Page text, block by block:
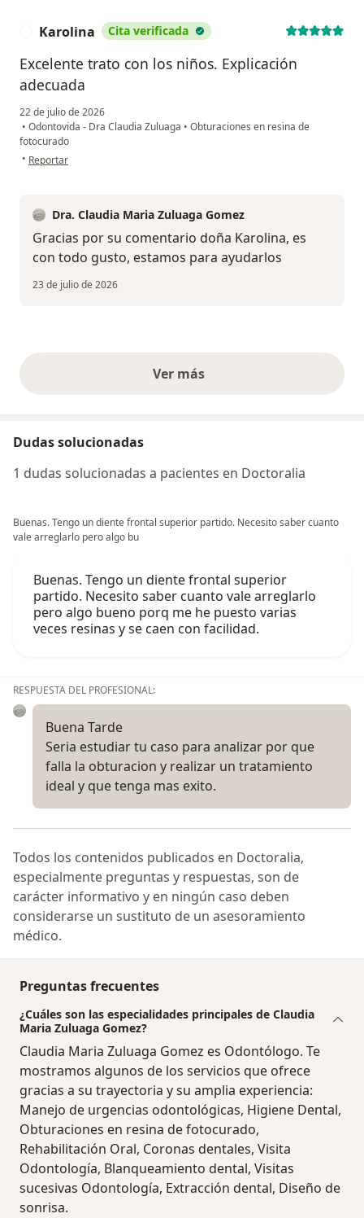
Karolina Cita verificada
Excelente trato con los niños. Explicación
adecuada
22 de julio de 2026
• Odontovida - Dra Claudia Zuluaga • Obturaciones en resina de
fotocurado
• en opinión del usuario Karolina
Reportar
Dra. Claudia Maria Zuluaga Gomez
Gracias por su comentario doña Karolina, es
con todo gusto, estamos para ayudarlos
23 de julio de 2026
Ver másopiniones anteriores
Dudas solucionadas
1 dudas solucionadas a pacientes en Doctoralia
Buenas. Tengo un diente frontal superior partido. Necesito saber cuanto
vale arreglarlo pero algo bu
Buenas. Tengo un diente frontal superior
partido. Necesito saber cuanto vale arreglarlo
pero algo bueno porq me he puesto varias
veces resinas y se caen con facilidad.
RESPUESTA DEL PROFESIONAL:
Buena Tarde
Seria estudiar tu caso para analizar por que
falla la obturacion y realizar un tratamiento
ideal y que tenga mas exito.
Todos los contenidos publicados en Doctoralia,
especialmente preguntas y respuestas, son de
carácter informativo y en ningún caso deben
considerarse un sustituto de un asesoramiento
médico.
Preguntas frecuentes
¿Cuáles son las especialidades principales de Claudia
Maria Zuluaga Gomez?
Claudia Maria Zuluaga Gomez es Odontólogo. Te
mostramos algunos de los servicios que ofrece
gracias a su trayectoria y su amplia experiencia:
Manejo de urgencias odontológicas, Higiene Dental,
Obturaciones en resina de fotocurado,
Rehabilitación Oral, Coronas dentales, Visita
Odontología, Blanqueamiento dental, Visitas
sucesivas Odontología, Extracción dental, Diseño de
sonrisa.